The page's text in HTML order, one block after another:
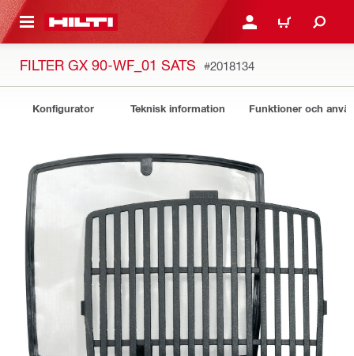
GÅ TILL HUVUDSIDAN LOGGA IN ELLER
VARUKORG
FILTER GX 90-WF_01 SATS #2018134
Konfigurator Teknisk information Funktioner och